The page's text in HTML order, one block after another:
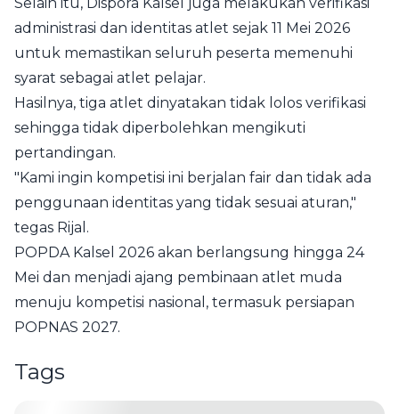
administrasi dan identitas atlet sejak 11 Mei 2026
untuk memastikan seluruh peserta memenuhi
syarat sebagai atlet pelajar.
Hasilnya, tiga atlet dinyatakan tidak lolos verifikasi
sehingga tidak diperbolehkan mengikuti
pertandingan.
"Kami ingin kompetisi ini berjalan fair dan tidak ada
penggunaan identitas yang tidak sesuai aturan,"
tegas Rijal.
POPDA Kalsel 2026 akan berlangsung hingga 24
Mei dan menjadi ajang pembinaan atlet muda
menuju kompetisi nasional, termasuk persiapan
POPNAS 2027.
Tags